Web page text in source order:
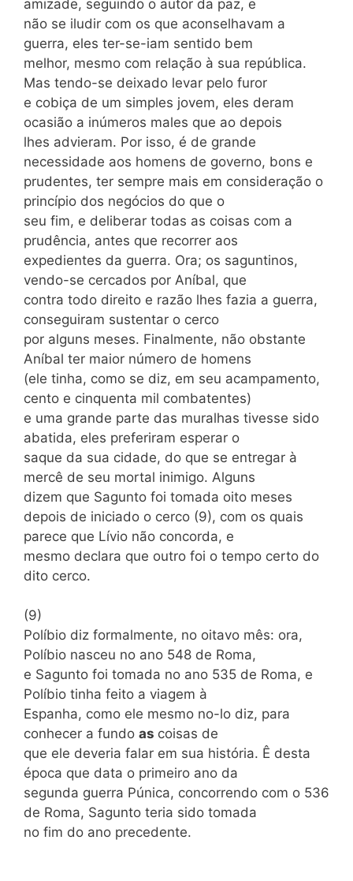
amizade, seguindo o autor da paz, e
não se iludir com os que aconselhavam a
guerra, eles ter-se-iam sentido bem
melhor, mesmo com relação à sua república.
Mas tendo-se deixado levar pelo furor
e cobiça de um simples jovem, eles deram
ocasião a inúmeros males que ao depois
lhes advieram. Por isso, é de grande
necessidade aos homens de governo, bons e
prudentes, ter sempre mais em consideração o
princípio dos negócios do que o
seu fim, e deliberar todas as coisas com a
prudência, antes que recorrer aos
expedientes da guerra. Ora; os saguntinos,
vendo-se cercados por Aníbal, que
contra todo direito e razão lhes fazia a guerra,
conseguiram sustentar o cerco
por alguns meses. Finalmente, não obstante
Aníbal ter maior número de homens
(ele tinha, como se diz, em seu acampamento,
cento e cinquenta mil combatentes)
e uma grande parte das muralhas tivesse sido
abatida, eles preferiram esperar o
saque da sua cidade, do que se entregar à
mercê de seu mortal inimigo. Alguns
dizem que Sagunto foi tomada oito meses
depois de iniciado o cerco (9), com os quais
parece que Lívio não concorda, e
mesmo declara que outro foi o tempo certo do
dito cerco.
(9)
Políbio diz formalmente, no oitavo mês: ora,
Políbio nasceu no ano 548 de Roma,
e Sagunto foi tomada no ano 535 de Roma, e
Políbio tinha feito a viagem à
Espanha, como ele mesmo no-lo diz, para
conhecer a fundo as coisas de
que ele deveria falar em sua história. Ê desta
época que data o primeiro ano da
segunda guerra Púnica, concorrendo com o 536
de Roma, Sagunto teria sido tomada
no fim do ano precedente.